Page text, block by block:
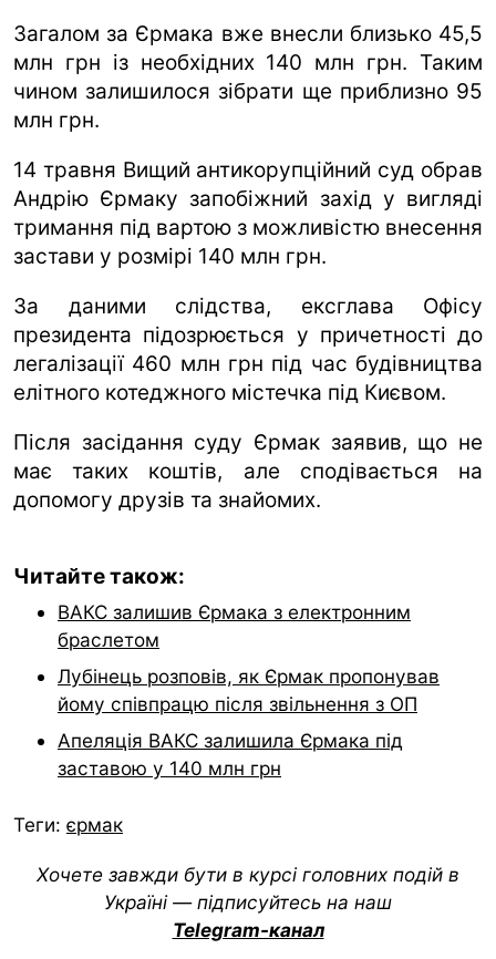
Загалом за Єрмака вже внесли близько 45,5
млн грн із необхідних 140 млн грн. Таким
чином залишилося зібрати ще приблизно 95
млн грн.
14 травня Вищий антикорупційний суд обрав
Андрію Єрмаку запобіжний захід у вигляді
тримання під вартою з можливістю внесення
застави у розмірі 140 млн грн.
За даними слідства, ексглава Офісу
президента підозрюється у причетності до
легалізації 460 млн грн під час будівництва
елітного котеджного містечка під Києвом.
Після засідання суду Єрмак заявив, що не
має таких коштів, але сподівається на
допомогу друзів та знайомих.
Читайте також:
ВАКС залишив Єрмака з електронним
браслетом
Лубінець розповів, як Єрмак пропонував
йому співпрацю після звільнення з ОП
Апеляція ВАКС залишила Єрмака під
заставою у 140 млн грн
Теги: єрмак
Хочете завжди бути в курсі головних подій в
Україні — підписуйтесь на наш
Telegram-канал